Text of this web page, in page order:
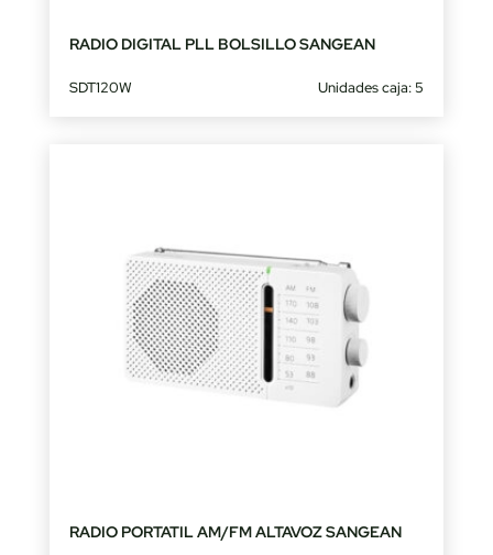
RADIO DIGITAL PLL BOLSILLO SANGEAN
SDT120W Unidades caja: 5
RADIO PORTATIL AM/FM ALTAVOZ SANGEAN